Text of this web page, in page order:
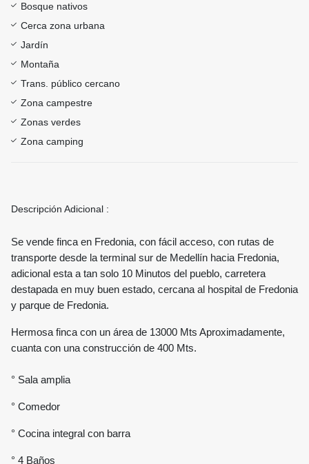
Bosque nativos
Cerca zona urbana
Jardín
Montaña
Trans. público cercano
Zona campestre
Zonas verdes
Zona camping
Descripción Adicional :
Se vende finca en Fredonia, con fácil acceso, con rutas de
transporte desde la terminal sur de Medellín hacia Fredonia,
adicional esta a tan solo 10 Minutos del pueblo, carretera
destapada en muy buen estado, cercana al hospital de Fredonia
y parque de Fredonia.
Hermosa finca con un área de 13000 Mts Aproximadamente,
cuanta con una construcción de 400 Mts.
° Sala amplia
° Comedor
° Cocina integral con barra
° 4 Baños